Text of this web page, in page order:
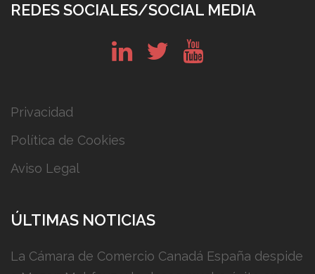
REDES SOCIALES/SOCIAL MEDIA
Privacidad
Política de Cookies
Aviso Legal
ÚLTIMAS NOTICIAS
La Cámara de Comercio Canadá España despide